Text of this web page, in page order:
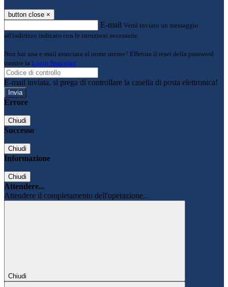
button close ×
E-mail Verrà inviato un messaggio
all'indirizzo indicato con le istruzioni necessarie.
Non hai una e-mail associata al nome utente? Effettua il reset della password
tramite la Login Spaggiari
E-mail inviata, si prega di controllare la casella di posta elettronica!
Errore
Chiudi
Successo
Chiudi
Informazione
Chiudi
Attendere...
Attendere il completamento dell'operazione...
Chiudi